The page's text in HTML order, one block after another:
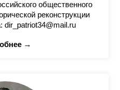
общественного
реконструкции
dir_patriot34@mail.ru
→